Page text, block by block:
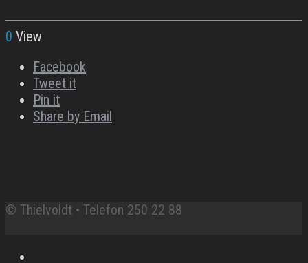
0 View
Facebook
Tweet it
Pin it
Share by Email
© Thielvoldt • Telefon 250 22 88